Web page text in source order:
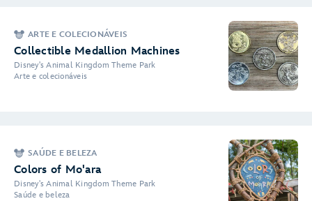
ARTE E COLECIONÁVEIS
Collectible Medallion Machines
Disney's Animal Kingdom Theme Park
Arte e colecionáveis
SAÚDE E BELEZA
Colors of Mo'ara
Disney's Animal Kingdom Theme Park
Saúde e beleza